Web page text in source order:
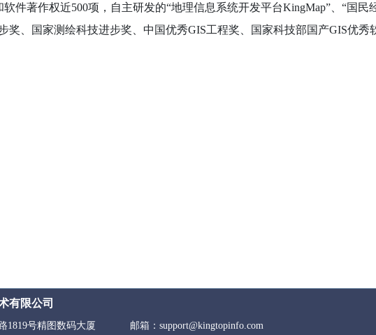
软件著作权近500项，自主研发的“地理信息系统开发平台KingMap” “国民
奖、国家测绘科技进步奖、中国优秀GIS工程奖、国家科技部国产GIS优秀
有限公司
1819号精图数码大厦 邮箱：support@kingtopinfo.com